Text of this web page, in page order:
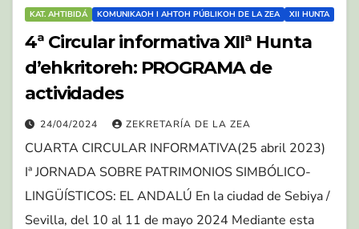
KAT. AHTIBIDÁ KOMUNIKAOH I AHTOH PÚBLIKOH DE LA ZEA XII HUNTA
4ª Circular informativa XIIª Hunta
d’ehkritoreh: PROGRAMA de
actividades
24/04/2024 ZEKRETARÍA DE LA ZEA
CUARTA CIRCULAR INFORMATIVA(25 abril 2023)
Iª JORNADA SOBRE PATRIMONIOS SIMBÓLICO-
LINGÜÍSTICOS: EL ANDALÚ En la ciudad de Sebiya /
Sevilla, del 10 al 11 de mayo 2024 Mediante esta